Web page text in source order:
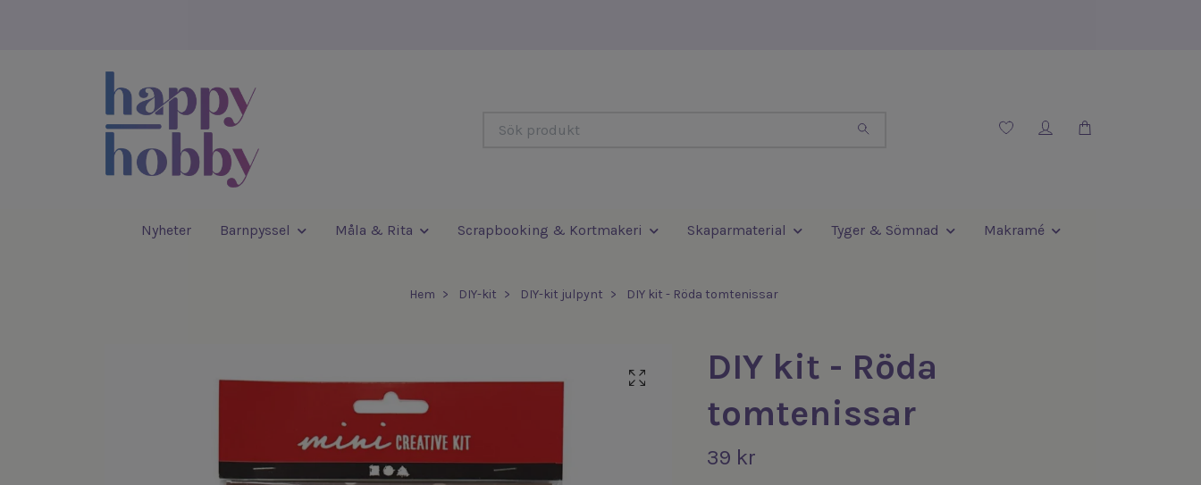
Nyheter Barnpyssel Måla & Rita Scrapbooking & Kortmakeri Skaparmaterial Tyger & Sömnad Makramé
Hem DIY-kit DIY-kit julpynt DIY kit - Röda tomtenissar
DIY kit - Röda
tomtenissar
39 kr